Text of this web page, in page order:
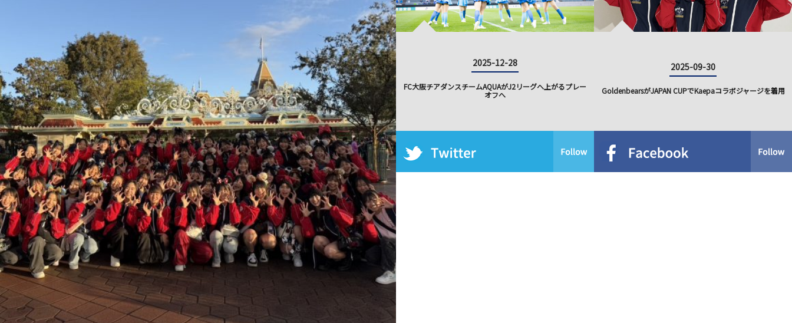
2025-12-28
FC大阪チアダンスチームAQUAがJ2リーグへ上がるプレー
オフへ
2025-09-30
GoldenbearsがJAPAN CUPでKaepaコラボジャージを着用